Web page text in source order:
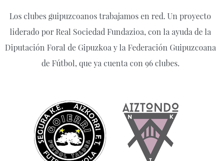
Los clubes guipuzcoanos trabajamos en red. Un proyecto
liderado por Real Sociedad Fundazioa, con la ayuda de la
Diputación Foral de Gipuzkoa y la Federación Guipuzcoana
de Fútbol, que ya cuenta con 96 clubes.